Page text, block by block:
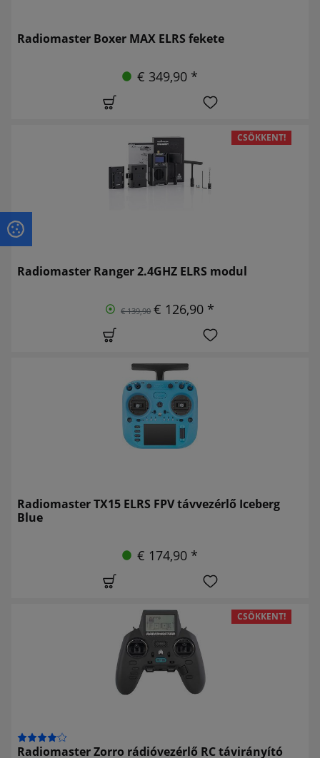
Radiomaster Boxer MAX ELRS fekete
€ 349,90 *
CSÖKKENT!
Radiomaster Ranger 2.4GHZ ELRS modul
€ 139,90 € 126,90 *
Radiomaster TX15 ELRS FPV távvezérlő Iceberg
Blue
€ 174,90 *
CSÖKKENT!
Radiomaster Zorro rádióvezérlő RC távirányító